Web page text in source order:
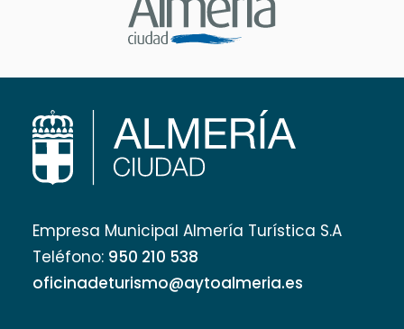
Empresa Municipal Almería Turística S.A
Teléfono: 950 210 538
oficinadeturismo@aytoalmeria.es